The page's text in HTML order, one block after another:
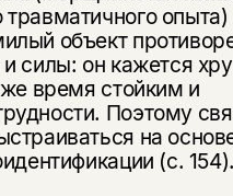
объект
силы: он кажется
время стойким и
Поэтому
на
(с.